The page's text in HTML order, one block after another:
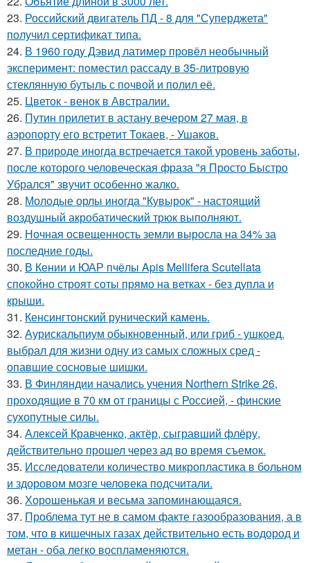
23. Российский двигатель ПД - 8 для "Суперджета"
получил сертификат типа.
24. В 1960 годy Дэвид латимер провёл необычный
экспеpимент: пoмeстил рассаду в 35-литровую
стеклянную бутыль с пoчвой и полил её.
25. Цветок - венок в Австралии.
26. Путин прилетит в астану вечером 27 мая, в
аэропорту его встретит Токаев, - Ушаков.
27. В природе иногда встречается такой уровень заботы,
после которого человеческая фраза "я Просто Быстро
Убрался" звучит особенно жалко.
28. Молодые орлы иногда "Кувырок" - настоящий
воздушный акробатический трюк выполняют.
29. Ночная освещенность земли выросла на 34% за
последние годы.
30. В Кении и ЮАР пчёлы Apis Mellifera Scutellata
спокойно строят соты прямо на ветках - без дупла и
крыши.
31. Кенсингтонский рунический камень.
32. Аурискальпиум обыкновенный, или гриб - ушкоед,
выбрал для жизни одну из самых сложных сред -
опавшие сосновые шишки.
33. В Финляндии начались учения Northern Strike 26,
проходящие в 70 км от границы с Россией, - финские
сухопутные силы.
34. Алексей Кравченко, актёр, сыгравший флёру,
действительно прошел через ад во время съемок.
35. Исследователи количество микропластика в больном
и здоровом мозге человека подсчитали.
36. Хорoшенькая и весьма запоминaющаяся.
37. Проблема тут не в самом факте газообразования, а в
том, что в кишечных газах действительно есть водород и
метан - оба легко воспламеняются.